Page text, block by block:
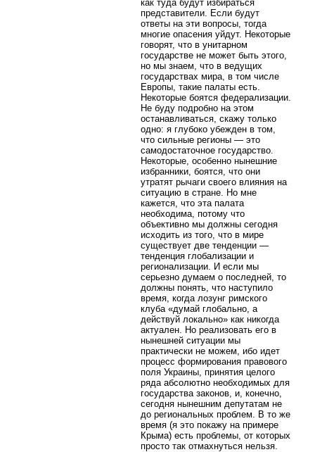
как туда будут избираться
представители. Если будут
ответы на эти вопросы, тогда
многие опасения уйдут. Некоторые
говорят, что в унитарном
государстве не может быть этого,
но мы знаем, что в ведущих
государствах мира, в том числе
Европы, такие палаты есть.
Некоторые боятся федерализации.
Не буду подробно на этом
останавливаться, скажу только
одно: я глубоко убежден в том,
что сильные регионы — это
самодостаточное государство.
Некоторые, особенно нынешние
избранники, боятся, что они
утратят рычаги своего влияния на
ситуацию в стране. Но мне
кажется, что эта палата
необходима, потому что
объективно мы должны сегодня
исходить из того, что в мире
существует две тенденции —
тенденция глобализации и
регионализации. И если мы
серьезно думаем о последней, то
должны понять, что наступило
время, когда лозунг римского
клуба «думай глобально, а
действуй локально» как никогда
актуален. Но реализовать его в
нынешней ситуации мы
практически не можем, ибо идет
процесс формирования правового
поля Украины, принятия целого
ряда абсолютно необходимых для
государства законов, и, конечно,
сегодня нынешним депутатам не
до региональных проблем. В то же
время (я это покажу на примере
Крыма) есть проблемы, от которых
просто так отмахнуться нельзя.